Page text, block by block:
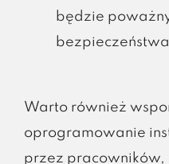
będzie
Warto również
oprogramowanie
przez pracowników,